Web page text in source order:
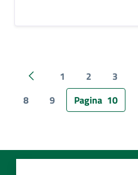
Pagina precedente
1 2 3
8
9 Pagina 10